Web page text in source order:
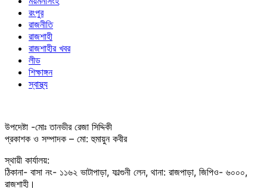
রংপুর
রাজনীতি
রাজশাহী
রাজশাহীর খবর
লীড
শিক্ষাঙ্গন
স্বাস্থ্য
উপদেষ্টা -মোঃ তানভীর রেজা সিদ্দিকী
প্রকাশক ও সম্পাদক – মো: হুমায়ুন কবীর
স্থায়ী কার্যালয়:
ঠিকানা- বাসা নং- ১১৬২ ভাটাপাড়া, ফাল্গুনী লেন, থানা: রাজপাড়া, জিপিও- ৬০০০,
রাজশাহী।